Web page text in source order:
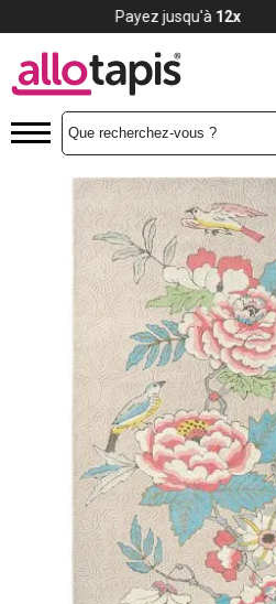
Payez jusqu'à